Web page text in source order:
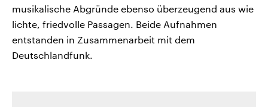
musikalische Abgründe ebenso überzeugend aus wie
lichte, friedvolle Passagen. Beide Aufnahmen
entstanden in Zusammenarbeit mit dem
Deutschlandfunk.